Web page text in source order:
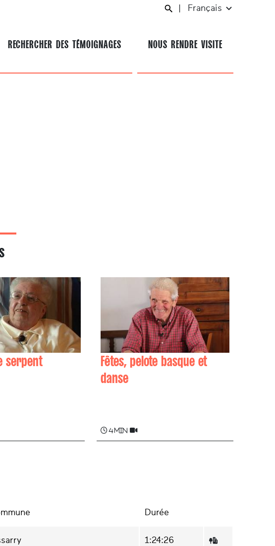
Français
RECHERCHER DES TÉMOIGNAGES NOUS RENDRE VISITE
serpent
Fêtes, pelote basque et
danse
4 min
Durée
1:24:26